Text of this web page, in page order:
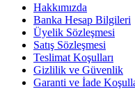
Hakkımızda
Banka Hesap Bilgileri
Üyelik Sözleşmesi
Satış Sözleşmesi
Teslimat Koşulları
Gizlilik ve Güvenlik
Garanti ve İade